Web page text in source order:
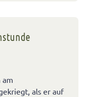
am
als er auf